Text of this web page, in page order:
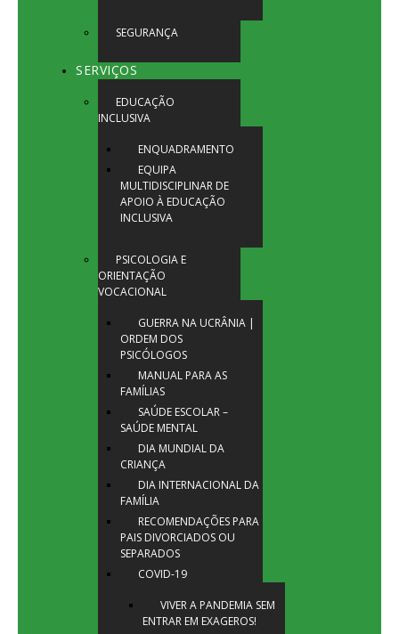
SEGURANÇA
SERVIÇOS
EDUCAÇÃO
INCLUSIVA
ENQUADRAMENTO
EQUIPA
MULTIDISCIPLINAR DE
APOIO À EDUCAÇÃO
INCLUSIVA
PSICOLOGIA E
ORIENTAÇÃO
VOCACIONAL
GUERRA NA UCRÂNIA |
ORDEM DOS
PSICÓLOGOS
MANUAL PARA AS
FAMÍLIAS
SAÚDE ESCOLAR –
SAÚDE MENTAL
DIA MUNDIAL DA
CRIANÇA
DIA INTERNACIONAL DA
FAMÍLIA
RECOMENDAÇÕES PARA
PAIS DIVORCIADOS OU
SEPARADOS
COVID-19
VIVER A PANDEMIA SEM
ENTRAR EM EXAGEROS!